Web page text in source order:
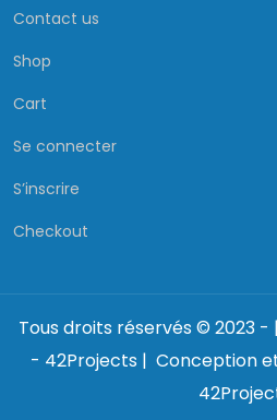
Contact us
Shop
Cart
Se connecter
S’inscrire
Checkout
Tous droits réservés © 2023 - |
- 42Projects | Conception